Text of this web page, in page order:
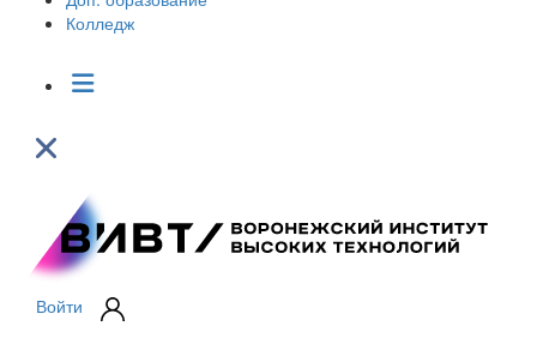
Колледж
Войти